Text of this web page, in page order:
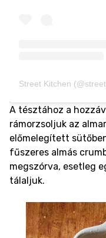
A tésztához a
rámorzsoljuk az
előmelegített
fűszeres almás
megszórva, esetleg
tálaljuk.